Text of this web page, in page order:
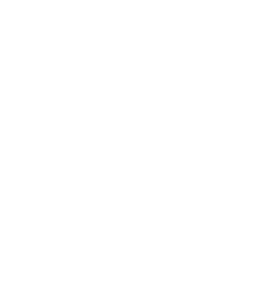
személeknek jelenjenek meg, akik
felesleges kattintás árát
kiválaszthatod ideális
hirdetéseid teljesítményét,
be. A